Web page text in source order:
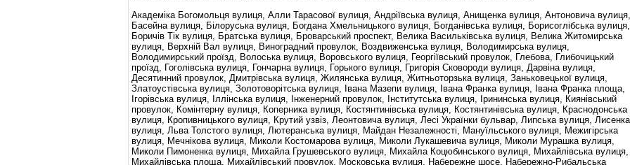
Академіка Богомольця вулиця, Алли Тарасової вулиця, Андріївська вулиця, Анищенка вулиця, Антоновича вулиця,
Басейна вулиця, Білоруська вулиця, Богдана Хмельницького вулиця, Богданівська вулиця, Борисоглібська вулиця,
Боричів Тік вулиця, Братська вулиця, Броварський проспект, Велика Васильківська вулиця, Велика Житомирська
вулиця, Верхній Вал вулиця, Виноградний провулок, Воздвиженська вулиця, Володимирська вулиця,
Володимирський проїзд, Волоська вулиця, Воровського вулиця, Георгіївський провулок, Глебова, Глибочицький
проїзд, Гоголівська вулиця, Гончарна вулиця, Горького вулиця, Григорія Сковороди вулиця, Дарвіна вулиця,
Десятинний провулок, Дмитрівська вулиця, Жилянська вулиця, Житньоторзька вулиця, Заньковецької вулиця,
Златоустівська вулиця, Золотоворітська вулиця, Івана Мазепи вулиця, Івана Франка вулиця, Івана Франка площа,
Ігорівська вулиця, Іллінська вулиця, Інженерний провулок, Інститутська вулиця, Ірининська вулиця, Киянівський
провулок, Комінтерну вулиця, Коперника вулиця, Костянтинiвська вулиця, Костянтинівська вулиця, Краснодонська
вулиця, Кропивницького вулиця, Крутий узвіз, Леонтовича вулиця, Лесі Українки бульвар, Липська вулиця, Лисенка
вулиця, Льва Толстого вулиця, Лютеранська вулиця, Майдан Незалежності, Мануїльського вулиця, Межигiрська
вулиця, Мечнікова вулиця, Миколи Костомарова вулиця, Миколи Лукашевича вулиця, Миколи Мурашка вулиця,
Миколи Пимоненка вулиця, Михайла Грушевського вулиця, Михайла Коцюбинського вулиця, Михайлівська вулиця,
Михайлівська площа, Михайлівський провулок, Московська вулиця, Набережне шосе, Набережно-Рибальська